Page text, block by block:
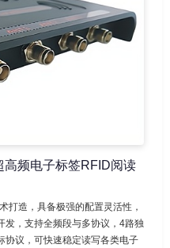
高频电子标签RFID阅读
打造，具备极强的配置灵活性，
发，支持全频段与多协议，4路独
协议，可快速稳定读写各类电子